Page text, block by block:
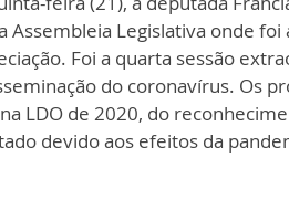
Assembleia Legislativa onde
Foi a quarta sessão
do coronavírus. Os
LDO de 2020, do
devido aos efeitos da